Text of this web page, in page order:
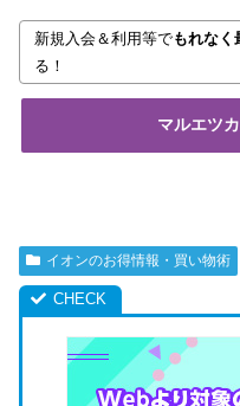
新規入会＆利用等でもれなく
る！
マルエツ
イオンのお得情報・買い物術